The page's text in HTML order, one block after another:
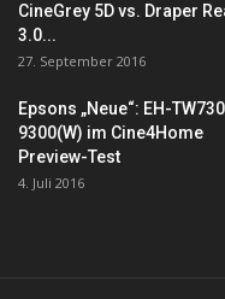
CineGrey 5D vs. Draper
3.0...
27. September 2016
Epsons „Neue“: EH-
9300(W) im Cine4Home
Preview-Test
4. Juli 2016